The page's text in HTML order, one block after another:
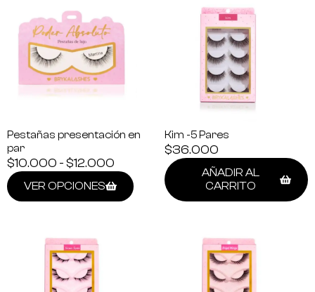
Pestañas presentación en
par
$10.000 -$12.000
VER OPCIONES
Kim -5 Pares
$36.000
AÑADIR AL
CARRITO